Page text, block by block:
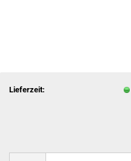
Lieferzeit: